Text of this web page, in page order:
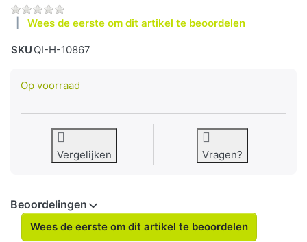
Wees de eerste om dit artikel te beoordelen
SKU QI-H-10867
Op voorraad
Vergelijken Vragen?
Beoordelingen
Wees de eerste om dit artikel te beoordelen